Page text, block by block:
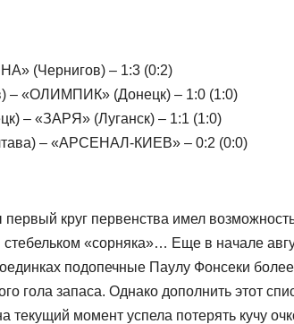
(Чернигов) – 1:3 (0:2)
«ОЛИМПИК» (Донецк) – 1:0 (1:0)
– «ЗАРЯ» (Луганск) – 1:1 (1:0)
– «АРСЕНАЛ-КИЕВ» – 0:2 (0:0)
круг первенства имел
«сорняка»… Еще в начале
подопечные Паулу Фонсеки
гола запаса. Однако дополнить этот
текущий момент успела потерять кучу